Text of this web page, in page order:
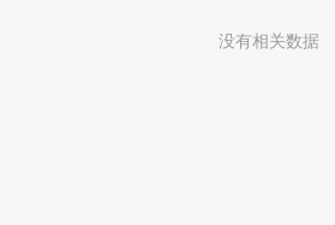
没有相关数据